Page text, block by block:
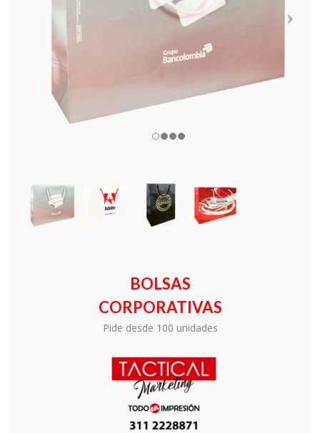
BOLSAS
CORPORATIVAS
Pide desde 100 unidades